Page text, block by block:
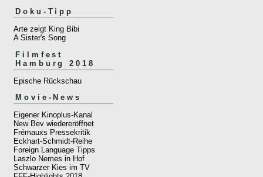
Doku-Tipp
Arte zeigt King Bibi
A Sister's Song
Filmfest
Hamburg 2018
Epische Rückschau
Movie-News
Eigener Kinoplus-Kanal
New Bev wiedereröffnet
Frémauxs Pressekritik
Eckhart-Schmidt-Reihe
Foreign Language Tipps
Laszlo Nemes in Hof
Schwarzer Kies im TV